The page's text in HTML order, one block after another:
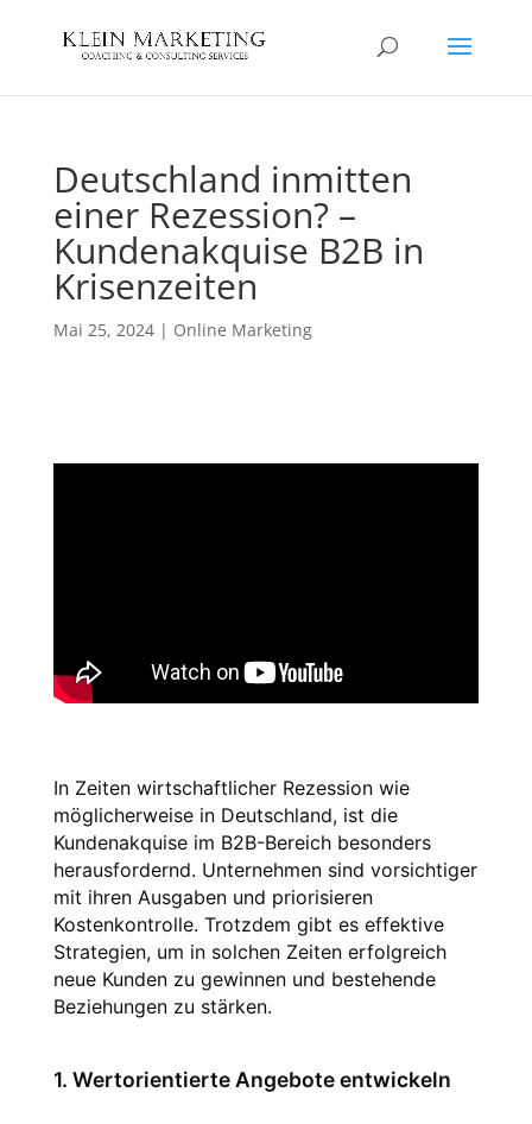
Deutschland inmitten
einer Rezession? –
Kundenakquise B2B in
Krisenzeiten
Mai 25, 2024| Online Marketing
In Zeiten wirtschaftlicher Rezession wie
möglicherweise in Deutschland, ist die
Kundenakquise im B2B-Bereich besonders
herausfordernd. Unternehmen sind vorsichtiger
mit ihren Ausgaben und priorisieren
Kostenkontrolle. Trotzdem gibt es effektive
Strategien, um in solchen Zeiten erfolgreich
neue Kunden zu gewinnen und bestehende
Beziehungen zu stärken.
1. Wertorientierte Angebote entwickeln